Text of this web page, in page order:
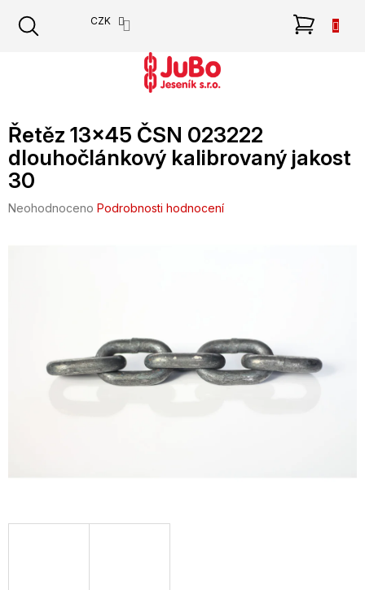
obsah
CZK
Řetěz 13x45 ČSN 023222
dlouhočlánkový kalibrovaný jakost
30
Průměrné
Neohodnoceno Podrobnosti hodnocení